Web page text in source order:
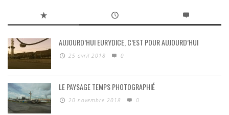
AUJOURD’HUI EURYDICE, C’EST POUR AUJOURD’HUI
25 avril 2018 0
LE PAYSAGE TEMPS PHOTOGRAPHIÉ
20 novembre 2018 0